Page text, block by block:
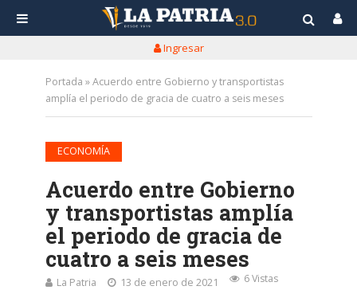
Ingresar
Portada »Acuerdo entre Gobierno y transportistas
amplía el periodo de gracia de cuatro a seis meses
ECONOMÍA
Acuerdo entre Gobierno
y transportistas amplía
el periodo de gracia de
cuatro a seis meses
La Patria 13 de enero de 2021 6 Vistas